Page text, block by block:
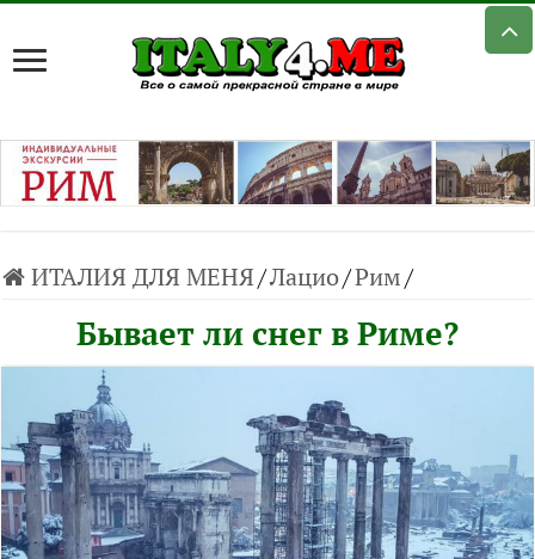
ИТАЛИЯ ДЛЯ МЕНЯ/Лацио/Рим/
Бывает ли снег в Риме?